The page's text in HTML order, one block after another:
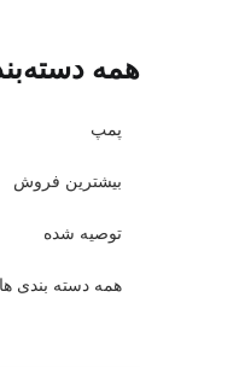
همه
پمپ
بیشترین فروش
توصیه شده
همه دسته بندی ها